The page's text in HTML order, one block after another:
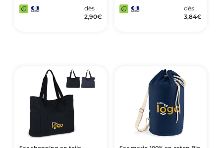
dès
2,90€
dès
3,84€